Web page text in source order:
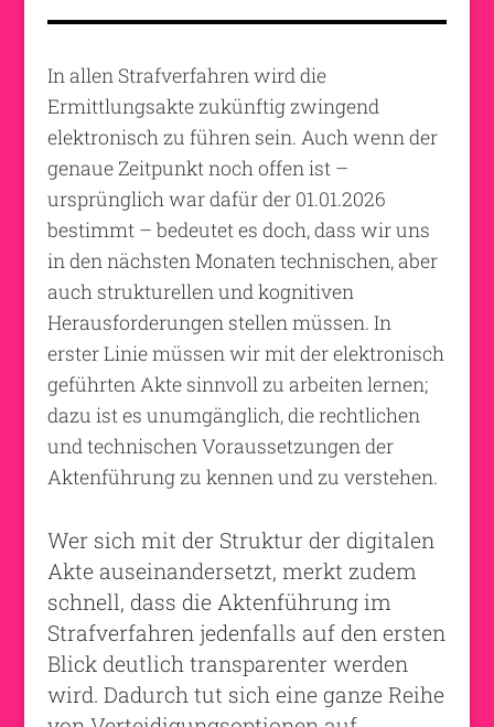
In allen Strafverfahren wird die
Ermittlungsakte zukünftig zwingend
elektronisch zu führen sein. Auch wenn der
genaue Zeitpunkt noch offen ist –
ursprünglich war dafür der 01.01.2026
bestimmt – bedeutet es doch, dass wir uns
in den nächsten Monaten technischen, aber
auch strukturellen und kognitiven
Herausforderungen stellen müssen. In
erster Linie müssen wir mit der elektronisch
geführten Akte sinnvoll zu arbeiten lernen;
dazu ist es unumgänglich, die rechtlichen
und technischen Voraussetzungen der
Aktenführung zu kennen und zu verstehen.
Wer sich mit der Struktur der digitalen
Akte auseinandersetzt, merkt zudem
schnell, dass die Aktenführung im
Strafverfahren jedenfalls auf den ersten
Blick deutlich transparenter werden
wird. Dadurch tut sich eine ganze Reihe